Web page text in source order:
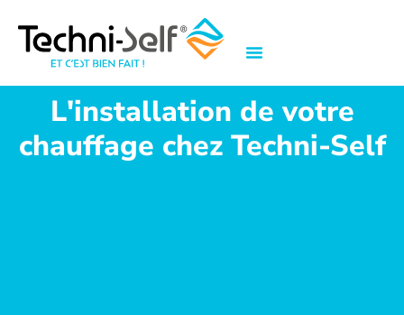
L'installation de votre
chauffage chez Techni-Self